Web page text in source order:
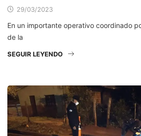
29/03/2023
En un importante operativo coordinado
de la
SEGUIR LEYENDO